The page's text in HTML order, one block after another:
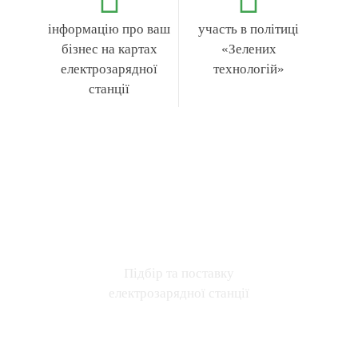
інформацію про ваш
бізнес на картах
електрозарядної
станції
участь в політиці
«Зелених
технологій»